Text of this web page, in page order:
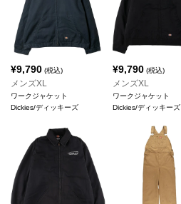
¥9,790 (税込)
メンズXL
ワークジャケット
Dickies/ディッキーズ
¥9,790(税込)
メンズXL
ワークジャケット
Dickies/ディッキーズ